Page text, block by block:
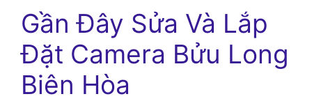
Gần Đây Sửa Và Lắp
Đặt Camera Bửu Long
Biên Hòa